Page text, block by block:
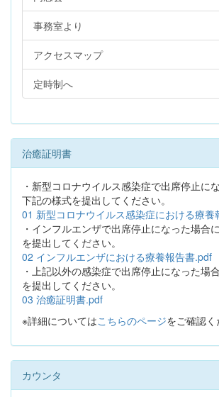
事務室より
アクセスマップ
定時制へ
治癒証明書
・新型コロナウイルス感染症で出席停止に
下記の様式を提出してください。
01 新型コロナウイルス感染症における療養
・インフルエンザで出席停止になった場合
を提出してください。
02 インフルエンザにおける療養報告書.pdf
・上記以外の感染症で出席停止になった場
を提出してください。
03 治癒証明書.pdf
※詳細についてはこちらのページをご確認く
カウンタ